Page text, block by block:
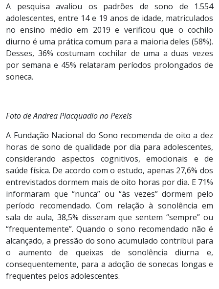
A pesquisa avaliou os padrões de sono de 1.554
adolescentes, entre 14 e 19 anos de idade, matriculados
no ensino médio em 2019 e verificou que o cochilo
diurno é uma prática comum para a maioria deles (58%).
Desses, 36% costumam cochilar de uma a duas vezes
por semana e 45% relataram períodos prolongados de
soneca.
Foto de Andrea Piacquadio no Pexels
A Fundação Nacional do Sono recomenda de oito a dez
horas de sono de qualidade por dia para adolescentes,
considerando aspectos cognitivos, emocionais e de
saúde física. De acordo com o estudo, apenas 27,6% dos
entrevistados dormem mais de oito horas por dia. E 71%
informaram que “nunca” ou “às vezes” dormem pelo
período recomendado. Com relação à sonolência em
sala de aula, 38,5% disseram que sentem “sempre” ou
“frequentemente”. Quando o sono recomendado não é
alcançado, a pressão do sono acumulado contribui para
o aumento de queixas de sonolência diurna e,
consequentemente, para a adoção de sonecas longas e
frequentes pelos adolescentes.